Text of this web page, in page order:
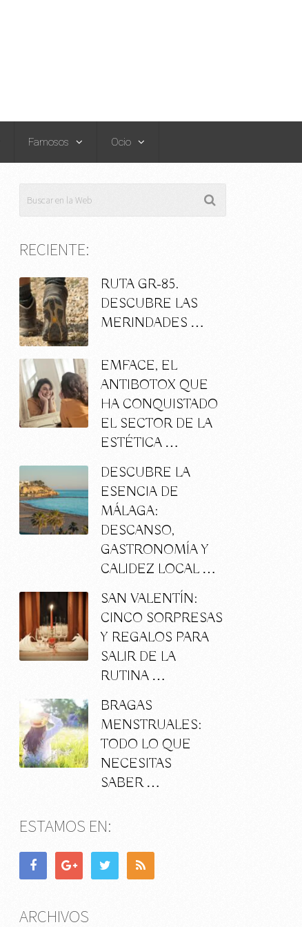
Famosos Ocio
RECIENTE:
RUTA GR-85.
DESCUBRE LAS
MERINDADES …
EMFACE, EL
ANTIBOTOX QUE
HA CONQUISTADO
EL SECTOR DE LA
ESTÉTICA …
DESCUBRE LA
ESENCIA DE
MÁLAGA:
DESCANSO,
GASTRONOMÍA Y
CALIDEZ LOCAL …
SAN VALENTÍN:
CINCO SORPRESAS
Y REGALOS PARA
SALIR DE LA
RUTINA …
BRAGAS
MENSTRUALES:
TODO LO QUE
NECESITAS
SABER …
ESTAMOS EN:
ARCHIVOS